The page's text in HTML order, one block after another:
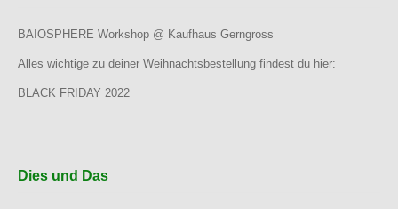
BAIOSPHERE Workshop @ Kaufhaus Gerngross
Alles wichtige zu deiner Weihnachtsbestellung findest du hier:
BLACK FRIDAY 2022
Dies und Das